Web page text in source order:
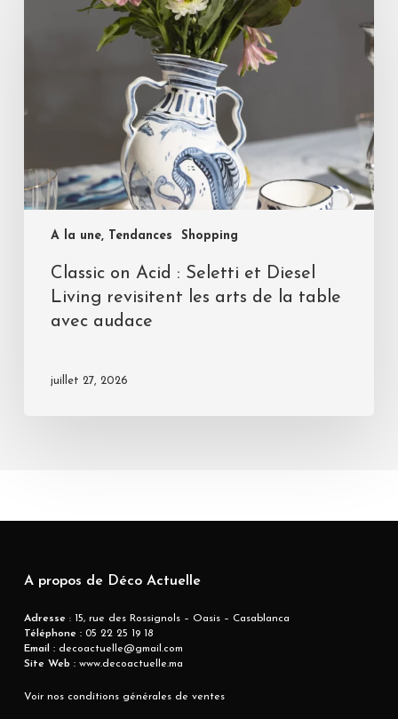
A la une, Tendances Shopping
Classic on Acid : Seletti et Diesel
Living revisitent les arts de la table
avec audace
juillet 27, 2026
A propos de Déco Actuelle
Adresse : 15, rue des Rossignols – Oasis – Casablanca
Téléphone :05 22 25 19 18
Email :decoactuelle@gmail.com
Site Web :www.decoactuelle.ma
Voir nos conditions générales de ventes